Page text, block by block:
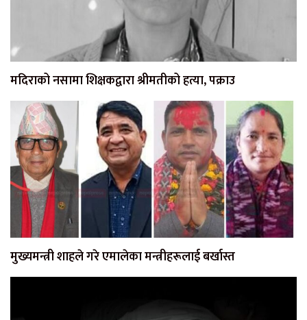
मदिराको नसामा शिक्षकद्वारा श्रीमतीको हत्या, पक्राउ
मुख्यमन्त्री शाहले गरे एमालेका मन्त्रीहरूलाई बर्खास्त